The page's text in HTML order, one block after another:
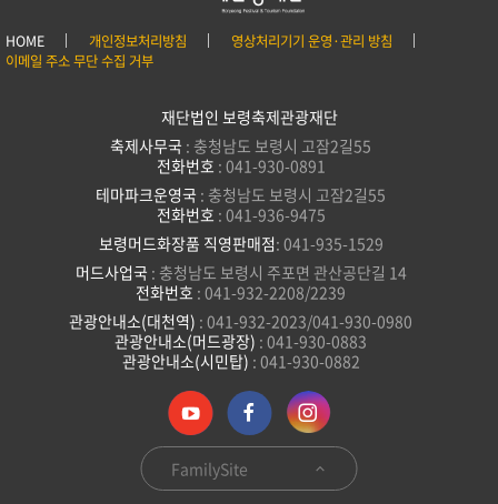
HOME 개인정보처리방침
영상처리기기 운영·관리 방침
이메일 주소 무단 수집 거부
재단법인 보령축제관광재단
축제사무국 : 충청남도 보령시 고잠2길55
전화번호 : 041-930-0891
테마파크운영국 : 충청남도 보령시 고잠2길55
전화번호 : 041-936-9475
보령머드화장품 직영판매점: 041-935-1529
머드사업국 : 충청남도 보령시 주포면 관산공단길 14
전화번호 : 041-932-2208/2239
관광안내소(대천역) : 041-932-2023/041-930-0980
관광안내소(머드광장) : 041-930-0883
관광안내소(시민탑) : 041-930-0882
FamilySite